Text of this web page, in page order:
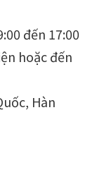
đến 17:00
hoặc đến
Hàn